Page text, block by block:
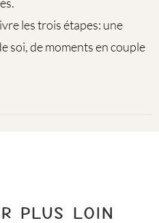
les trois étapes: une
soi, de moments en couple
PLUS LOIN